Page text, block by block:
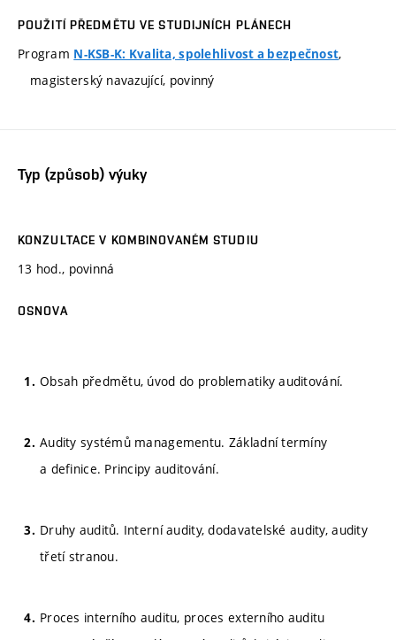
POUŽITÍ PŘEDMĚTU VE STUDIJNÍCH PLÁNECH
Program N-KSB-K: Kvalita, spolehlivost a bezpečnost,
magisterský navazující, povinný
Typ (způsob) výuky
KONZULTACE V KOMBINOVANÉM STUDIU
13 hod., povinná
OSNOVA
Obsah předmětu, úvod do problematiky auditování.
Audity systémů managementu. Základní termíny
a definice. Principy auditování.
Druhy auditů. Interní audity, dodavatelské audity, audity
třetí stranou.
Proces interního auditu, proces externího auditu